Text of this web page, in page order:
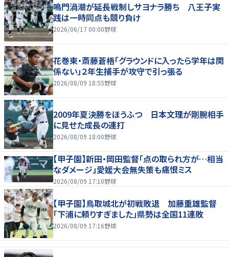
鳴門渦潮が延長戦制しサヨナラ勝ち 八王子実
践は一時同点も競り負け
2026/06/17 00:00野球
花巻東・斎藤蒼梧「グラウンドに入ったら学年は関
係ない」２年生捕手が攻守で引っ張る
2026/08/09 18:55野球
2009年夏決勝をほうふつ 日本文理が剛腕相手
に見せた成長の連打
2026/08/09 18:00野球
【甲子園】新田・岡田監督「点の取られ方が…相当
なダメージ」愛媛大会無失策も痛恨ミス
2026/08/09 17:10野球
【甲子園】鳥取城北が初戦敗退 加藤重雄監督
「下浦に頼りすぎました」県勢は全国11連敗
2026/08/09 17:16野球